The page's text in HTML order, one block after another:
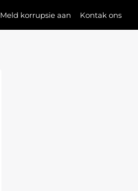
Meld korrupsie aan Kontak ons